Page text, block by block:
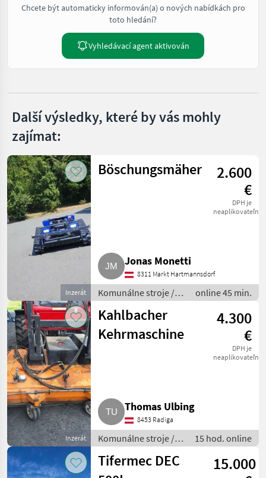
Chcete být automaticky informován(a) o nových nabídkách pro
toto hledání?
Vyhledávací agent aktivován
Další výsledky, které by vás mohly
zajímat:
Inzerát
Böschungsmäher
2.600
€
DPH je
neaplikovateľné
Jonas Monetti
8311 Markt Hartmannsdorf
Komunálne stroje /
Spádová kosačka
online 45 min.
Inzerát
Kahlbacher
Kehrmaschine
4.300
€
DPH je
neaplikovateľné
Thomas Ulbing
8453 Radiga
Komunálne stroje /
Zametací stroj
15 hod. online
Tifermec DEC
15.000